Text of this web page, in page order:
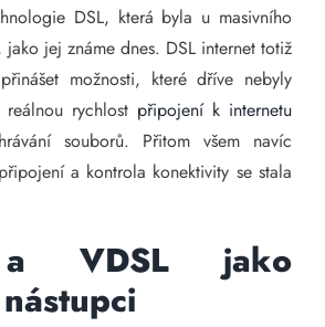
DSL, která byla u masivního
jako jej známe dnes. DSL internet totiž
možnosti, které dříve nebyly
rychlost připojení k internetu
souborů. Přitom všem navíc
a kontrola konektivity se stala
VDSL jako